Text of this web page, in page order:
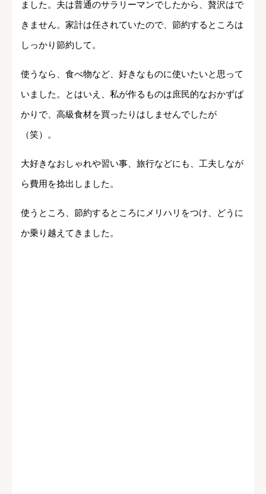
ました。夫は普通のサラリーマンでしたから、贅沢はで
きません。家計は任されていたので、節約するところは
しっかり節約して。
使うなら、食べ物など、好きなものに使いたいと思って
いました。とはいえ、私が作るものは庶民的なおかずば
かりで、高級食材を買ったりはしませんでしたが
（笑）。
大好きなおしゃれや習い事、旅行などにも、工夫しなが
ら費用を捻出しました。
使うところ、節約するところにメリハリをつけ、どうに
か乗り越えてきました。